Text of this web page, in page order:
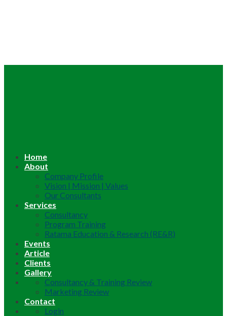
Home
About
Company Profile
Vision | Mission | Values
Our Consultants
Services
Consultancy
Program Training
Ratama Education & Research (RE&R)
Events
Article
Clients
Gallery
Consultancy & Training Review
Marketing Review
Contact
Login